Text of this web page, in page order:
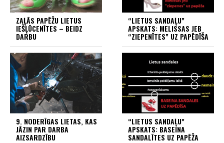
ZAĻĀS PAPĒŽU LIETUS
IEŠĻŪCENĪTES – BEIDZ
DARBU
“LIETUS SANDAĻU”
APSKATS: MELISSAS JEB
“ZIEPENĪTES” UZ PAPĒDĪŠA
9. NODERĪGAS LIETAS, KAS
JĀZIN PAR DARBA
AIZSARDZĪBU
“LIETUS SANDAĻU”
APSKATS: BASEINA
SANDALĪTES UZ PAPĒŽA